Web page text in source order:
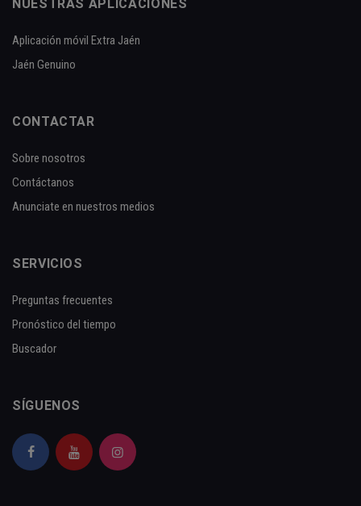
NUESTRAS APLICACIONES
Aplicación móvil Extra Jaén
Jaén Genuino
CONTACTAR
Sobre nosotros
Contáctanos
Anunciate en nuestros medios
SERVICIOS
Preguntas frecuentes
Pronóstico del tiempo
Buscador
SÍGUENOS